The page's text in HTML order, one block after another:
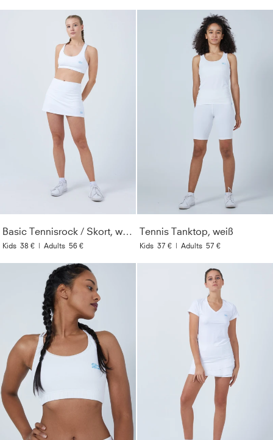
Basic Tennisrock / Skort, weiß
Kids 38 € | Adults 56 €
Tennis Tanktop, weiß
Kids 37 € | Adults 57 €